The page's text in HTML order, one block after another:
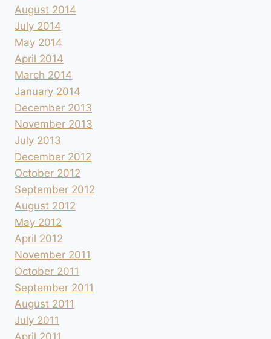
August 2014
July 2014
May 2014
April 2014
March 2014
January 2014
December 2013
November 2013
July 2013
December 2012
October 2012
September 2012
August 2012
May 2012
April 2012
November 2011
October 2011
September 2011
August 2011
July 2011
April 2011